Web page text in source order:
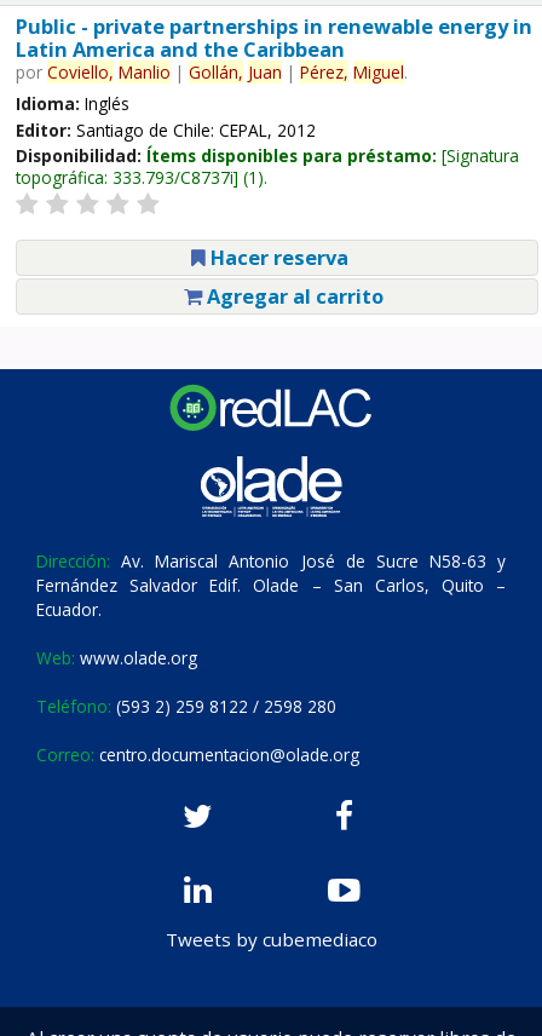
Public - private partnerships in renewable energy in
Latin America and the Caribbean
por Coviello, Manlio | Gollán, Juan | Pérez, Miguel.
Idioma: Inglés
Editor: Santiago de Chile: CEPAL, 2012
Disponibilidad: Ítems disponibles para préstamo: Signatura
topográfica: 333.793/C8737i (1).
Hacer reserva
Agregar al carrito
Dirección: Av. Mariscal Antonio José de Sucre N58-63 y
Fernández Salvador Edif. Olade – San Carlos, Quito –
Ecuador.
Web: www.olade.org
Teléfono: (593 2) 259 8122 / 2598 280
Correo: centro.documentacion@olade.org
Tweets by cubemediaco